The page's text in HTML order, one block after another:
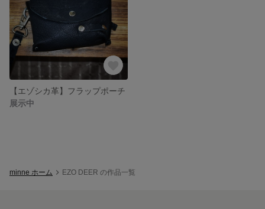
【エゾシカ革】フラップポーチ
展示中
minne ホーム EZO DEER の作品一覧